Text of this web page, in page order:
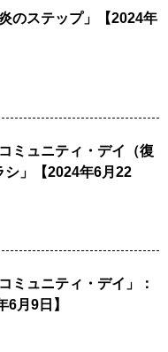
のステップ」【2024年
ミュニティ・デイ（復
シ」【2024年6月22
ミュニティ・デイ」：
6月9日】